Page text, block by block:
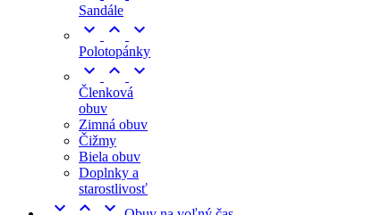
Sandále
  
Polotopánky
  
Členková
obuv
Zimná obuv
Čižmy
Biela obuv
Doplnky a
starostlivosť
  